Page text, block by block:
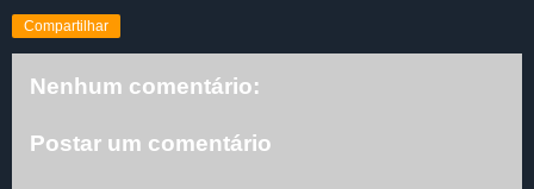
Compartilhar
Nenhum comentário:
Postar um comentário